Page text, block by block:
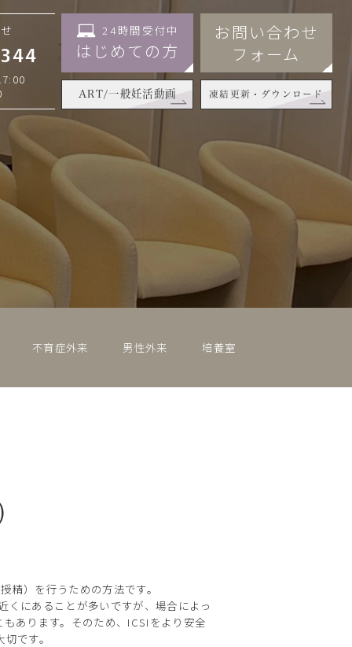
24時間受付中
はじめての方
ART/一般妊活動画
お問い合わせ
フォーム
凍結更新・ダウンロード
不育症外来 男性外来 培養室
精）を行うための方法です。
にあることが多いですが、場合によっ
あります。そのため、ICSIをより安全
です。